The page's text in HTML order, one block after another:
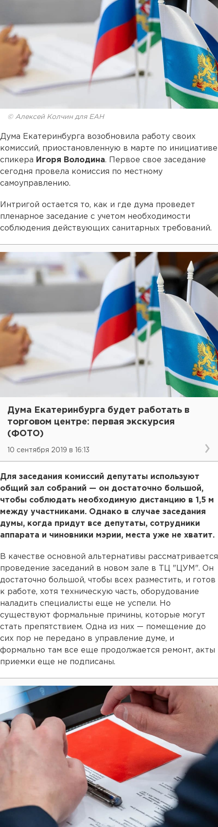
© Алексей Колчин для ЕАН
Дума Екатеринбурга возобновила работу своих
комиссий, приостановленную в марте по инициативе
спикера Игоря Володина. Первое свое заседание
сегодня провела комиссия по местному
самоуправлению.
Интригой остается то, как и где дума проведет
пленарное заседание с учетом необходимости
соблюдения действующих санитарных требований.
Дума Екатеринбурга будет работать в
торговом центре: первая экскурсия
(ФОТО)
10 сентября 2019 в 16:13
Для заседания комиссий депутаты используют
общий зал собраний — он достаточно большой,
чтобы соблюдать необходимую дистанцию в 1,5 м
между участниками. Однако в случае заседания
думы, когда придут все депутаты, сотрудники
аппарата и чиновники мэрии, места уже не хватит.
В качестве основной альтернативы рассматривается
проведение заседаний в новом зале в ТЦ "ЦУМ". Он
достаточно большой, чтобы всех разместить, и готов
к работе, хотя техническую часть, оборудование
наладить специалисты еще не успели. Но
существуют формальные причины, которые могут
стать препятствием. Одна из них — помещение до
сих пор не передано в управление думе, и
формально там все еще продолжается ремонт, акты
приемки еще не подписаны.